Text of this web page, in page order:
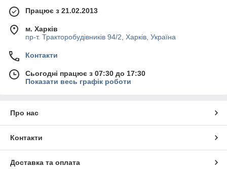
Працює з 21.02.2013
м. Харків
пр-т. Тракторобудівників 94/2, Харків, Україна
Контакти
Сьогодні працює з 07:30 до 17:30
Показати весь графік роботи
Про нас
Контакти
Доставка та оплата